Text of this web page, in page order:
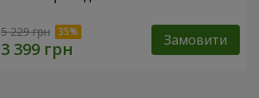
5 229 грн Замовити